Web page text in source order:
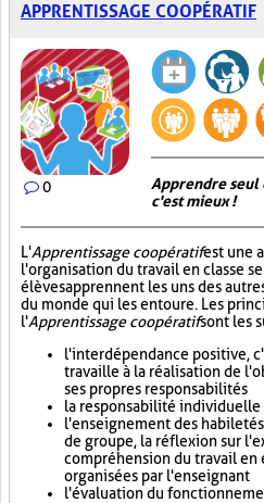
APPRENTISSAGE COOPÉRATIF
0
Apprendre seul
c'est mieux !
L'Apprentissage coopératifest une
l'organisation du travail en classe
élèves apprennent les uns des
du monde qui les entoure. Les
l'Apprentissage coopératifsont les
l'interdépendance positive,
travaille à la réalisation de
ses propres responsabilités
la responsabilité individuelle
l'enseignement des
de groupe, la réflexion sur
compréhension du travail en
organisées par l'enseignant
l'évaluation du